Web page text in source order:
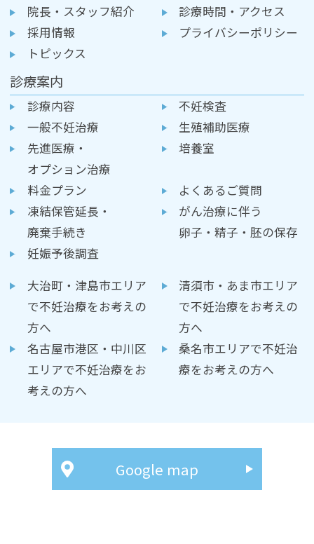
院長・スタッフ紹介
診療時間・アクセス
採用情報
プライバシーポリシー
トピックス
診療案内
診療内容
不妊検査
一般不妊治療
生殖補助医療
先進医療・
オプション治療
培養室
料金プラン
よくあるご質問
凍結保管延長・
廃棄手続き
がん治療に伴う
卵子・精子・胚の保存
妊娠予後調査
大治町・津島市エリア
で不妊治療をお考えの
方へ
清須市・あま市エリア
で不妊治療をお考えの
方へ
名古屋市港区・中川区
エリアで不妊治療をお
考えの方へ
桑名市エリアで不妊治
療をお考えの方へ
Google map